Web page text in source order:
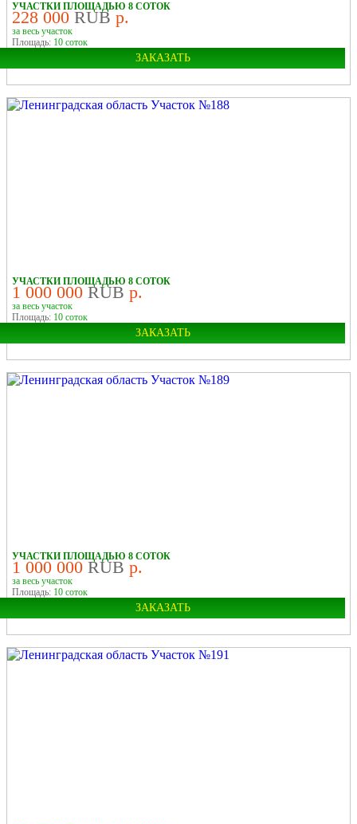
УЧАСТКИ ПЛОЩАДЬЮ 8 СОТОК
228 000 RUB р.
за весь участок
Площадь: 10 соток
ЗАКАЗАТЬ
Город: Старая Русса
УЧАСТКИ ПЛОЩАДЬЮ 8 СОТОК
1 000 000 RUB р.
за весь участок
Площадь: 10 соток
ЗАКАЗАТЬ
Область: Ленинградская
УЧАСТКИ ПЛОЩАДЬЮ 8 СОТОК
1 000 000 RUB р.
за весь участок
Площадь: 10 соток
ЗАКАЗАТЬ
Область: Ленинградская